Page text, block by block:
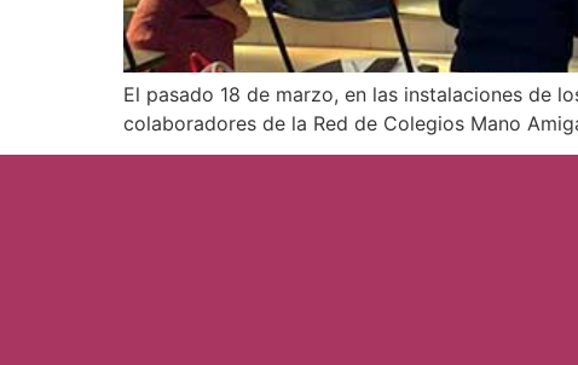
El pasado 18 de marzo, en las instalaciones de
colaboradores de la Red de Colegios Mano